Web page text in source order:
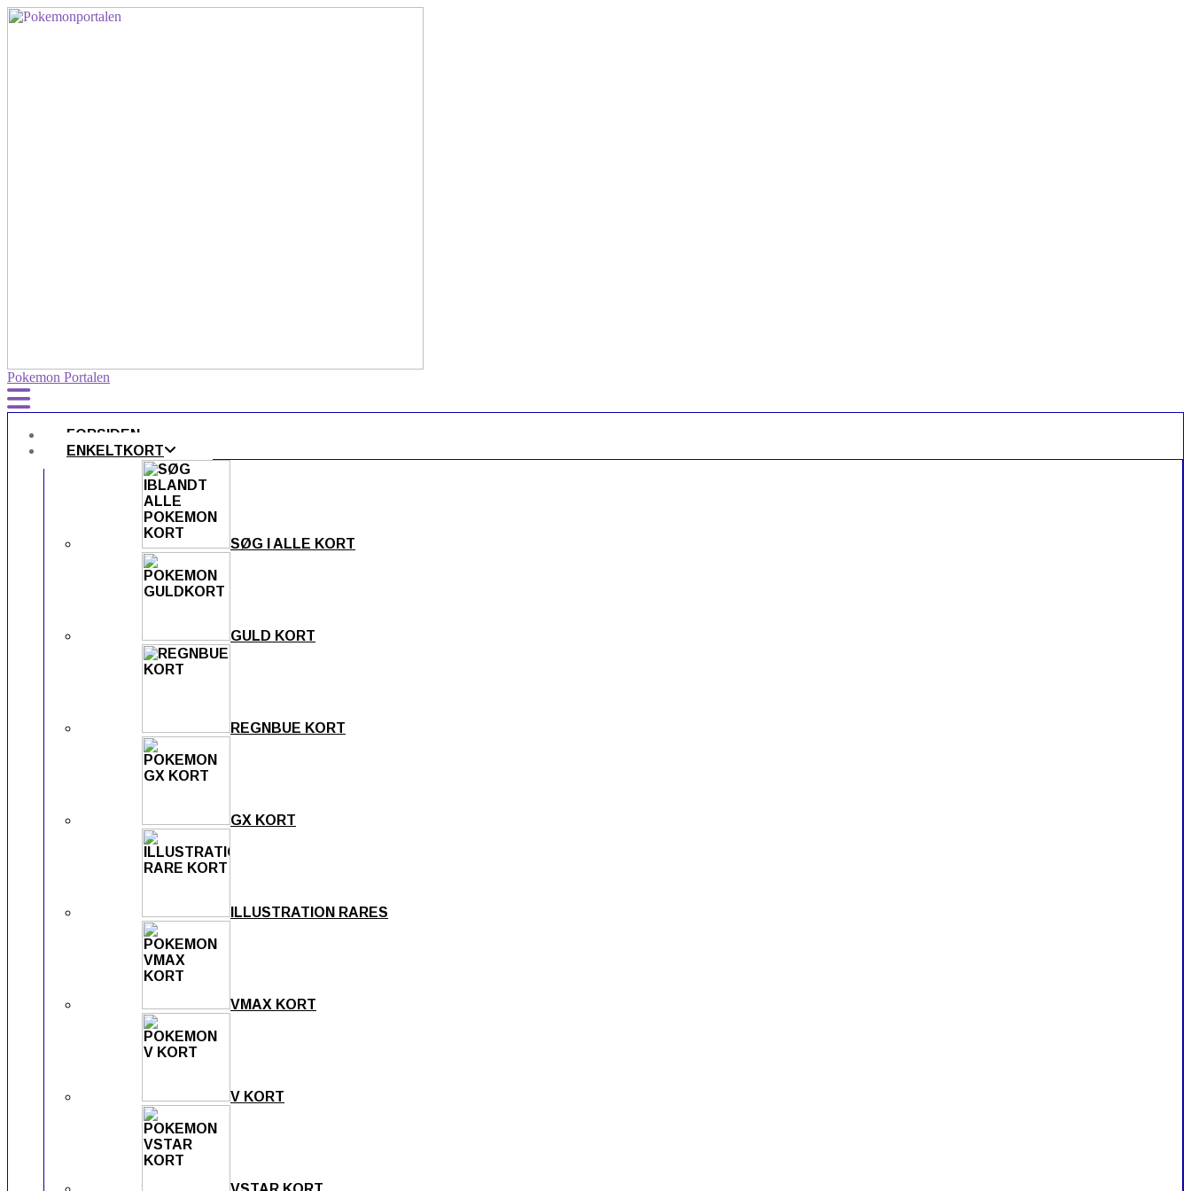
Pokemon Portalen
FORSIDEN
ENKELTKORT
SØG I ALLE KORT
GULD KORT
REGNBUE KORT
GX KORT
ILLUSTRATION RARES
VMAX KORT
V KORT